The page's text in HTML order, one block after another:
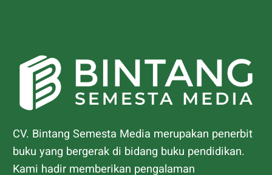
CV. Bintang Semesta Media merupakan penerbit
buku yang bergerak di bidang buku pendidikan.
Kami hadir memberikan pengalaman